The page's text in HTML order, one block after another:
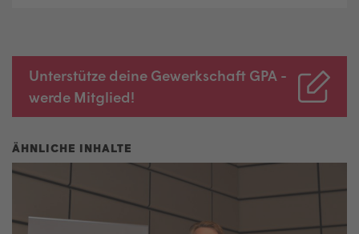
Unterstütze deine Gewerkschaft GPA -
werde Mitglied!